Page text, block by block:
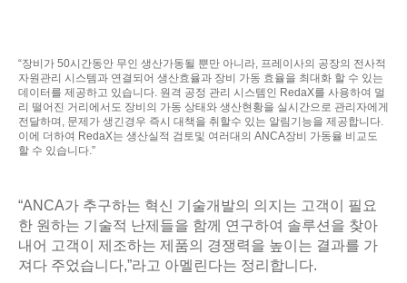
“장비가 50시간동안 무인 생산가동될 뿐만 아니라, 프레이사의 공장의 전사적
자원관리 시스템과 연결되어 생산효율과 장비 가동 효율을 최대화 할 수 있는
데이터를 제공하고 있습니다. 원격 공정 관리 시스템인 RedaX를 사용하여 멀
리 떨어진 거리에서도 장비의 가동 상태와 생산현황을 실시간으로 관리자에게
전달하며, 문제가 생긴경우 즉시 대책을 취할수 있는 알림기능을 제공합니다.
이에 더하여 RedaX는 생산실적 검토및 여러대의 ANCA장비 가동율 비교도
할 수 있습니다.”
“ANCA가 추구하는 혁신 기술개발의 의지는 고객이 필요
한 원하는 기술적 난제들을 함께 연구하여 솔루션을 찾아
내어 고객이 제조하는 제품의 경쟁력을 높이는 결과를 가
져다 주었습니다,”라고 아멜린다는 정리합니다.